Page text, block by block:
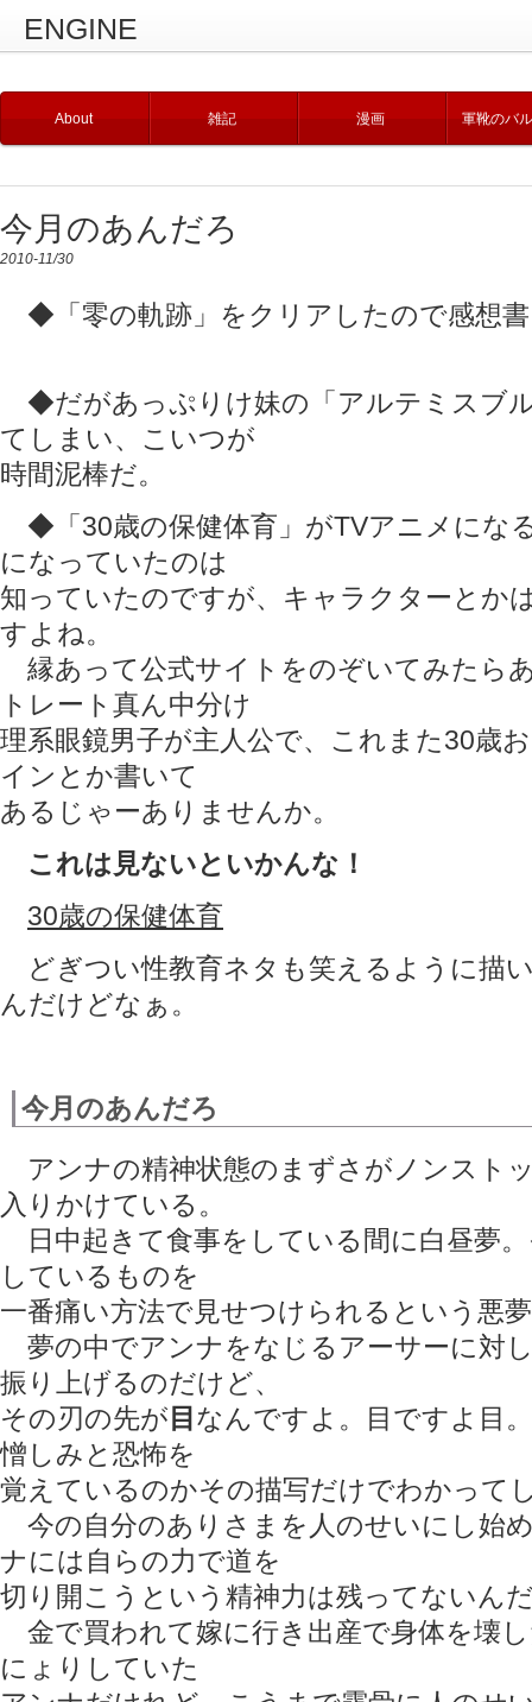
ENGINE
About 雑記 漫画 軍靴のバ
今月のあんだろ
2010-11/30
◆「零の軌跡」をクリアしたので感想
◆だがあっぷりけ妹の「アルテミスブ
てしまい、こいつが
時間泥棒だ。
◆「30歳の保健体育」がTVアニメにな
になっていたのは
知っていたのですが、キャラクターとか
すよね。
縁あって公式サイトをのぞいてみたら
トレート真ん中分け
理系眼鏡男子が主人公で、これまた30歳
インとか書いて
あるじゃーありませんか。
これは見ないといかんな！
30歳の保健体育
どぎつい性教育ネタも笑えるように描
んだけどなぁ。
今月のあんだろ
アンナの精神状態のまずさがノンスト
入りかけている。
日中起きて食事をしている間に白昼夢
しているものを
一番痛い方法で見せつけられるという悪
夢の中でアンナをなじるアーサーに対
振り上げるのだけど、
その刃の先が 目 なんですよ。目ですよ目
憎しみと恐怖を
覚えているのかその描写だけでわかって
今の自分のありさまを人のせいにし始
ナには自らの力で道を
切り開こうという精神力は残ってないん
金で買われて嫁に行き出産で身体を壊
にょりしていた